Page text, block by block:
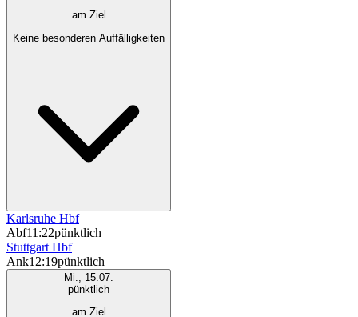
am Ziel
Keine besonderen Auffälligkeiten
Karlsruhe Hbf
Abf11:22pünktlich
Stuttgart Hbf
Ank12:19pünktlich
Mi., 15.07.
pünktlich
am Ziel